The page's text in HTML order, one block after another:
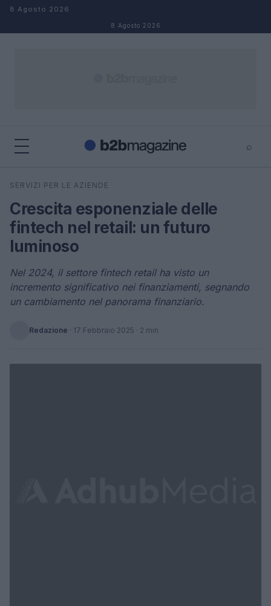
Salta al contenuto
8 Agosto 2026
8 Agosto 2026
⌕
Cerca
SERVIZI PER LE AZIENDE
Crescita esponenziale delle
fintech nel retail: un futuro
luminoso
Nel 2024, il settore fintech retail ha visto un
incremento significativo nei finanziamenti, segnando
un cambiamento nel panorama finanziario.
Redazione · 17 Febbraio 2025 · 2 min